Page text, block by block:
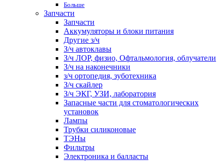
Больше
Запчасти
Запчасти
Аккумуляторы и блоки питания
Другие з/ч
З/ч автоклавы
З/ч ЛОР, физио, Офтальмология, облучатели
З/ч на наконечники
з/ч ортопедия, зуботехника
З/ч скайлер
З/ч ЭКГ, УЗИ, лаборатория
Запасные части для стоматологических
установок
Лампы
Трубки силиконовые
ТЭНы
Фильтры
Электроника и балласты